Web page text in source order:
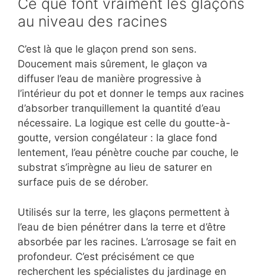
Ce que font vraiment les glaçons
au niveau des racines
C’est là que le glaçon prend son sens.
Doucement mais sûrement, le glaçon va
diffuser l’eau de manière progressive à
l’intérieur du pot et donner le temps aux racines
d’absorber tranquillement la quantité d’eau
nécessaire. La logique est celle du goutte-à-
goutte, version congélateur : la glace fond
lentement, l’eau pénètre couche par couche, le
substrat s’imprègne au lieu de saturer en
surface puis de se dérober.
Utilisés sur la terre, les glaçons permettent à
l’eau de bien pénétrer dans la terre et d’être
absorbée par les racines. L’arrosage se fait en
profondeur. C’est précisément ce que
recherchent les spécialistes du jardinage en